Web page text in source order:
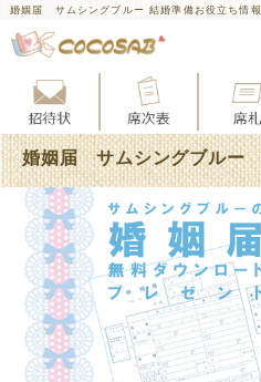
婚姻届 サムシングブルー 結婚準備お役立ち情報
婚姻届 サムシングブルー